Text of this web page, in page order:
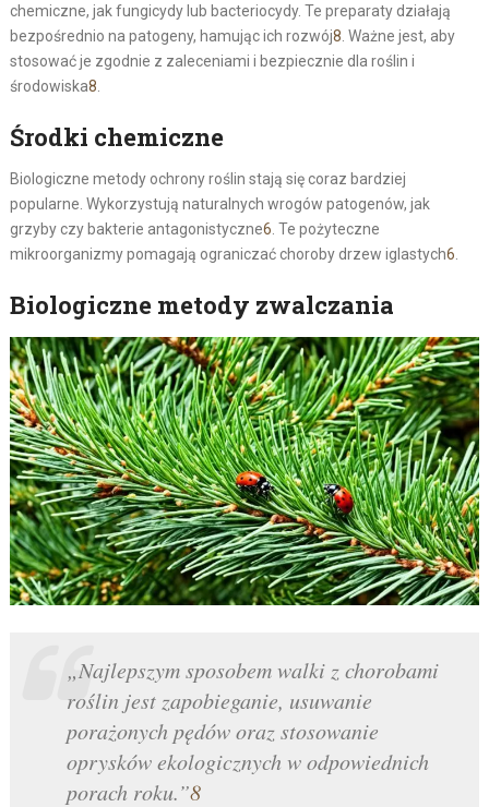
chemiczne, jak fungicydy lub bacteriocydy. Te preparaty działają
bezpośrednio na patogeny, hamując ich rozwój8 . Ważne jest, aby
stosować je zgodnie z zaleceniami i bezpiecznie dla roślin i
środowiska8
Środki chemiczne
Biologiczne metody ochrony roślin stają się coraz bardziej
popularne. Wykorzystują naturalnych wrogów patogenów, jak
grzyby czy bakterie antagonistyczne6 . Te pożyteczne
mikroorganizmy pomagają ograniczać choroby drzew iglastych6
Biologiczne metody zwalczania
„Najlepszym sposobem walki z chorobami
roślin jest zapobieganie, usuwanie
porażonych pędów oraz stosowanie
oprysków ekologicznych w odpowiednich
porach roku.”8